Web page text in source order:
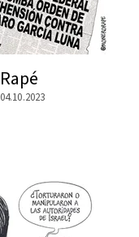
Rapé
04.10.2023